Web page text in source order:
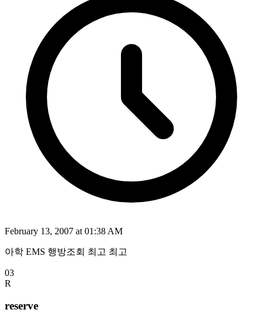
February 13, 2007 at 01:38 AM
아학 EMS 행방조회 최고 최고
03
R
reserve